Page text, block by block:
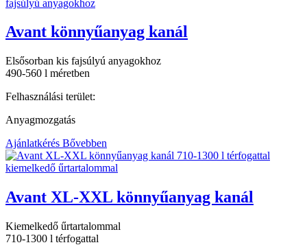
Avant könnyűanyag kanál
Elsősorban kis fajsúlyú anyagokhoz
490-560 l méretben
Felhasználási terület:
Anyagmozgatás
Ajánlatkérés Bővebben
Avant XL-XXL könnyűanyag kanál
Kiemelkedő űrtartalommal
710-1300 l térfogattal